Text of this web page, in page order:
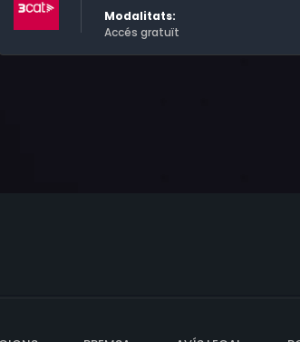
Modalitats:
Accés gratuït